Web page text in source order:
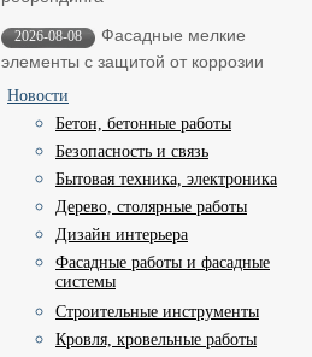
2026-08-08
Фасадные мелкие
элементы с защитой от коррозии
Новости
Бетон, бетонные работы
Безопасность и связь
Бытовая техника, электроника
Дерево, столярные работы
Дизайн интерьера
Фасадные работы и фасадные
системы
Строительные инструменты
Кровля, кровельные работы